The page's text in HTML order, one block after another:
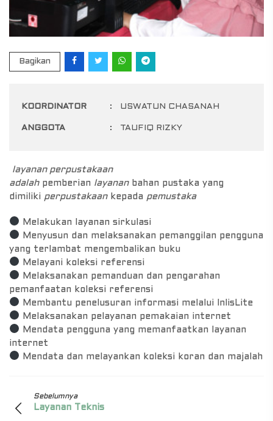
Bagikan
KOORDINATOR : USWATUN CHASANAH
ANGGOTA : TAUFIQ RIZKY
layanan perpustakaan
adalahpemberian layananbahan pustaka yang
dimiliki perpustakaankepada pemustaka
Melakukan layanan sirkulasi
Menyusun dan melaksanakan pemanggilan pengguna
yang terlambat mengembalikan buku
Melayani koleksi referensi
Melaksanakan pemanduan dan pengarahan
pemanfaatan koleksi referensi
Membantu penelusuran informasi melalui InlisLite
Melaksanakan pelayanan pemakaian internet
Mendata pengguna yang memanfaatkan layanan
internet
Mendata dan melayankan koleksi koran dan majalah
Sebelumnya
Layanan Teknis